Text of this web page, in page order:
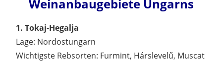
Weinanbaugebiete Ungarns
1. Tokaj-Hegalja
Lage: Nordostungarn
Wichtigste Rebsorten: Furmint, Hárslevelű, Muscat